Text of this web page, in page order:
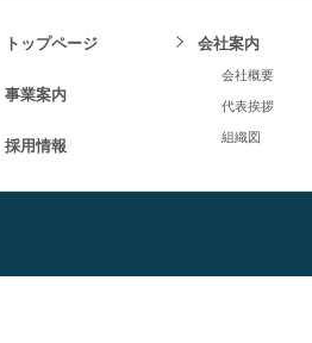
トップページ
事業案内
採用情報
会社案内
会社概要
代表挨拶
組織図